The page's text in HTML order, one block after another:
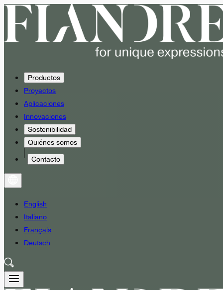
Productos
Proyectos
Aplicaciones
Innovaciones
Sostenibilidad
Quiénes somos
Contacto
English
Italiano
Français
Deutsch